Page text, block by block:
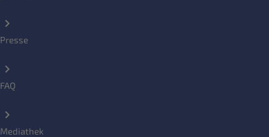
Presse
FAQ
Mediathek